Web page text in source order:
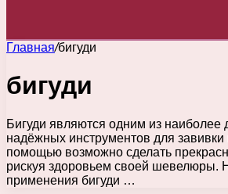
Главная/бигуди
бигуди
Бигуди являются одним из наиболее
надёжных инструментов для
помощью возможно сделать
рискуя здоровьем своей шевелюры.
применения бигуди …